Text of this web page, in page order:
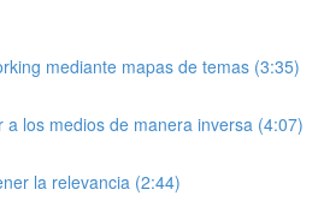
mediante mapas de temas (3:35)
a los medios de manera inversa (4:07)
la relevancia (2:44)